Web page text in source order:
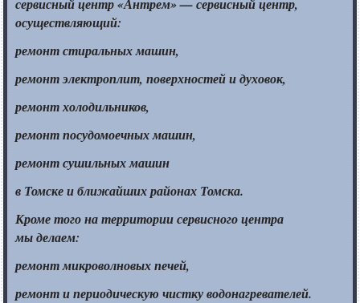
сервисный центр«Антрем» —сервисный центр,
осуществляющий:
ремонт стиральных машин,
ремонт электроплит, поверхностейи духовок,
ремонт холодильников,
ремонт посудомоечных машин,
ремонт сушильных машин
в Томске и ближайшихрайонах Томска.
Кроме тогона территориисервисного центра
мы делаем:
ремонт микроволновых печей,
ремонти периодическую чистку водонагревателей.